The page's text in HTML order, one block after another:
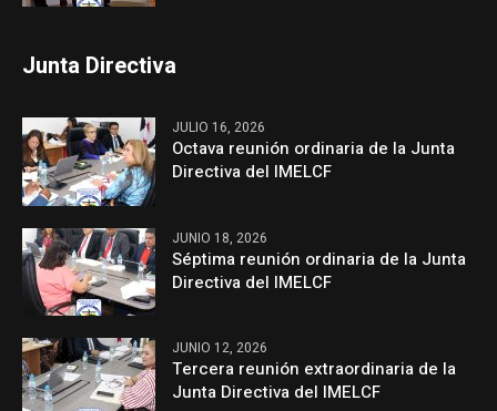
Junta Directiva
JULIO 16, 2026
Octava reunión ordinaria de la Junta
Directiva del IMELCF
JUNIO 18, 2026
Séptima reunión ordinaria de la Junta
Directiva del IMELCF
JUNIO 12, 2026
Tercera reunión extraordinaria de la
Junta Directiva del IMELCF